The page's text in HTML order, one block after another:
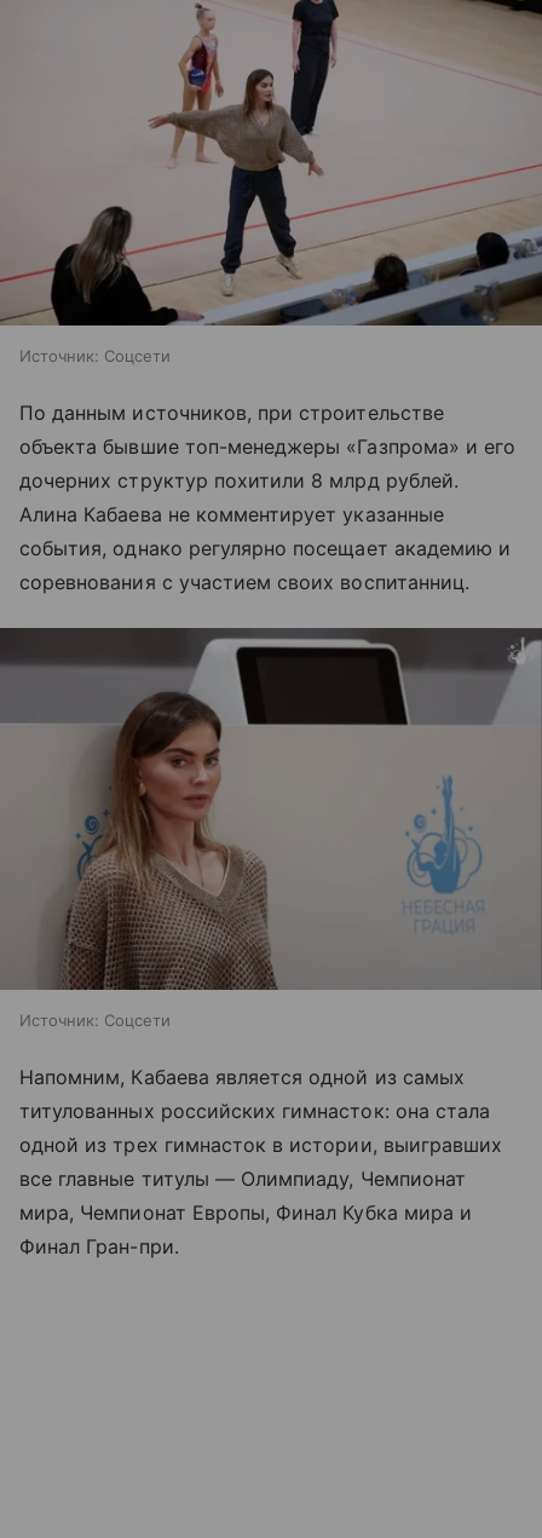
Источник: Соцсети
По данным источников, при строительстве
объекта бывшие топ-менеджеры «Газпрома» и его
дочерних структур похитили 8 млрд рублей.
Алина Кабаева не комментирует указанные
события, однако регулярно посещает академию и
соревнования с участием своих воспитанниц.
Источник: Соцсети
Напомним, Кабаева является одной из самых
титулованных российских гимнасток: она стала
одной из трех гимнасток в истории, выигравших
все главные титулы — Олимпиаду, Чемпионат
мира, Чемпионат Европы, Финал Кубка мира и
Финал Гран-при.